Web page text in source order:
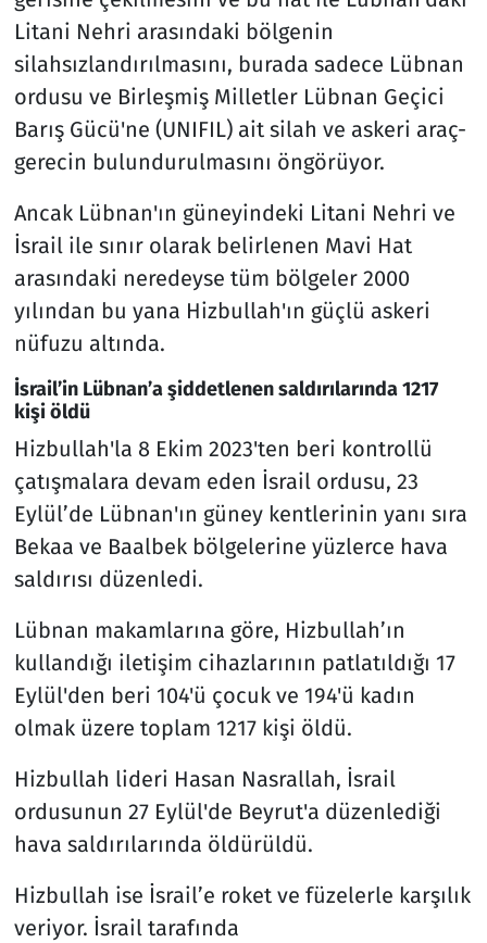
Litani Nehri arasındaki bölgenin
silahsızlandırılmasını, burada sadece Lübnan
ordusu ve Birleşmiş Milletler Lübnan Geçici
Barış Gücü'ne (UNIFIL) ait silah ve askeri araç-
gerecin bulundurulmasını öngörüyor.
Ancak Lübnan'ın güneyindeki Litani Nehri ve
İsrail ile sınır olarak belirlenen Mavi Hat
arasındaki neredeyse tüm bölgeler 2000
yılından bu yana Hizbullah'ın güçlü askeri
nüfuzu altında.
İsrail’in Lübnan’a şiddetlenen saldırılarında 1217
kişi öldü
Hizbullah'la 8 Ekim 2023'ten beri kontrollü
çatışmalara devam eden İsrail ordusu, 23
Eylül’de Lübnan'ın güney kentlerinin yanı sıra
Bekaa ve Baalbek bölgelerine yüzlerce hava
saldırısı düzenledi.
Lübnan makamlarına göre, Hizbullah’ın
kullandığı iletişim cihazlarının patlatıldığı 17
Eylül'den beri 104'ü çocuk ve 194'ü kadın
olmak üzere toplam 1217 kişi öldü.
Hizbullah lideri Hasan Nasrallah, İsrail
ordusunun 27 Eylül'de Beyrut'a düzenlediği
hava saldırılarında öldürüldü.
Hizbullah ise İsrail’e roket ve füzelerle karşılık
veriyor. İsrail tarafında